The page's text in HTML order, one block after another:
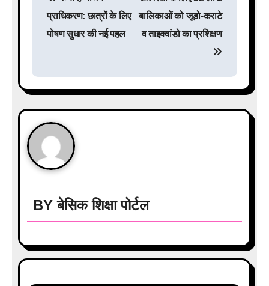
n
a
v
i
a
i
o
प्राधिकरण: छात्रों के लिए
पोषण सुधार की नई पहल
बालिकाओं को जूडो-कराटे
व ताइक्वांडो का प्रशिक्षण
BYबेसिक शिक्षा पोर्टल